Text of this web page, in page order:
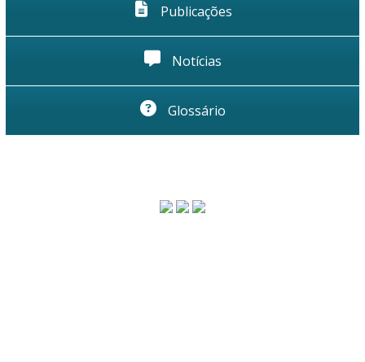
Publicações
Notícias
Glossário